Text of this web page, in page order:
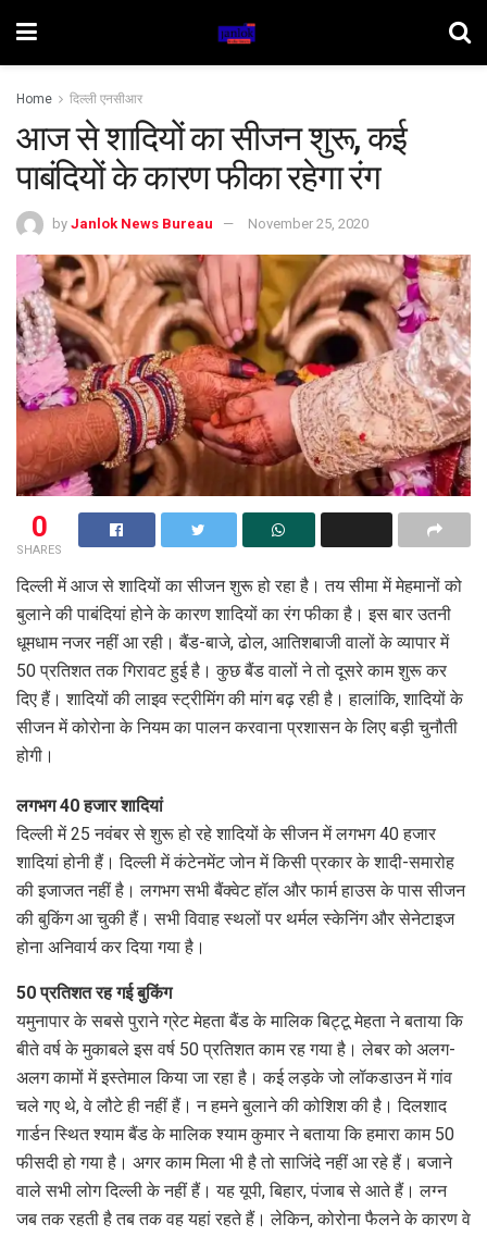
Home दिल्ली एनसीआर
आज से शादियों का सीजन शुरू, कई
पाबंदियों के कारण फीका रहेगा रंग
by Janlok News Bureau November 25, 2020
0
SHARES
दिल्ली में आज से शादियों का सीजन शुरू हो रहा है। तय सीमा में मेहमानों को
बुलाने की पाबंदियां होने के कारण शादियों का रंग फीका है। इस बार उतनी
धूमधाम नजर नहीं आ रही। बैंड-बाजे, ढोल, आतिशबाजी वालों के व्यापार में
50 प्रतिशत तक गिरावट हुई है। कुछ बैंड वालों ने तो दूसरे काम शुरू कर
दिए हैं। शादियों की लाइव स्ट्रीमिंग की मांग बढ़ रही है। हालांकि, शादियों के
सीजन में कोरोना के नियम का पालन करवाना प्रशासन के लिए बड़ी चुनौती
होगी।
लगभग 40 हजार शादियां
दिल्ली में 25 नवंबर से शुरू हो रहे शादियों के सीजन में लगभग 40 हजार
शादियां होनी हैं। दिल्ली में कंटेनमेंट जोन में किसी प्रकार के शादी-समारोह
की इजाजत नहीं है। लगभग सभी बैंक्वेट हॉल और फार्म हाउस के पास सीजन
की बुकिंग आ चुकी हैं। सभी विवाह स्थलों पर थर्मल स्केनिंग और सेनेटाइज
होना अनिवार्य कर दिया गया है।
50 प्रतिशत रह गई बुकिंग
यमुनापार के सबसे पुराने ग्रेट मेहता बैंड के मालिक बिट्टू मेहता ने बताया कि
बीते वर्ष के मुकाबले इस वर्ष 50 प्रतिशत काम रह गया है। लेबर को अलग-
अलग कामों में इस्तेमाल किया जा रहा है। कई लड़के जो लॉकडाउन में गांव
चले गए थे, वे लौटे ही नहीं हैं। न हमने बुलाने की कोशिश की है। दिलशाद
गार्डन स्थित श्याम बैंड के मालिक श्याम कुमार ने बताया कि हमारा काम 50
फीसदी हो गया है। अगर काम मिला भी है तो साजिंदे नहीं आ रहे हैं। बजाने
वाले सभी लोग दिल्ली के नहीं हैं। यह यूपी, बिहार, पंजाब से आते हैं। लग्न
जब तक रहती है तब तक वह यहां रहते हैं। लेकिन, कोरोना फैलने के कारण वे